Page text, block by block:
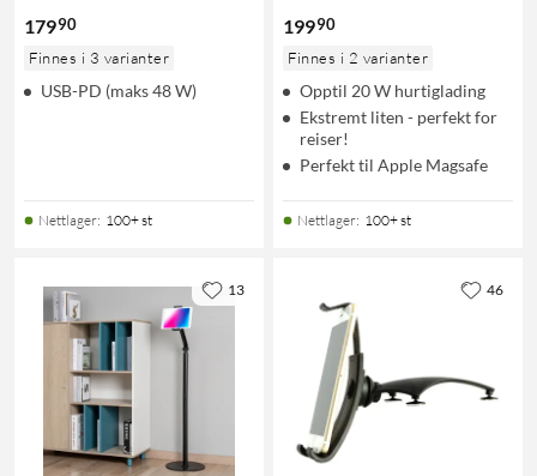
17990
Finnes i 3 varianter
USB-PD (maks 48 W)
Nettlager: 100+ st
19990
Finnes i 2 varianter
Opptil 20 W hurtiglading
Ekstremt liten - perfekt for
reiser!
Perfekt til Apple Magsafe
Nettlager: 100+ st
13 46